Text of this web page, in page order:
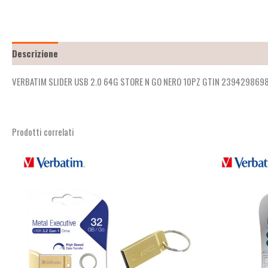
Descrizione
VERBATIM SLIDER USB 2.0 64G STORE N GO NERO 10PZ GTIN
Prodotti correlati